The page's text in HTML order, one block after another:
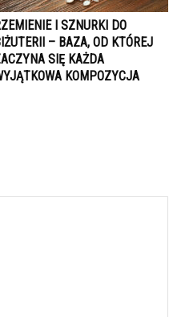
I SZNURKI DO
– BAZA, OD KTÓREJ
SIĘ KAŻDA
KOMPOZYCJA